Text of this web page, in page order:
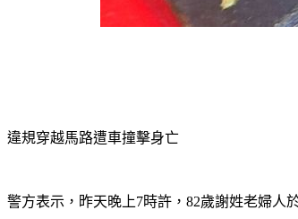
違規穿越馬路遭車撞擊身亡
警方表示，昨天晚上7時許，82歲謝姓老婦人